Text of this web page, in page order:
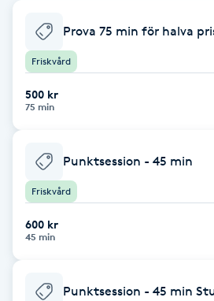
Babylights
Balayage
Barber
Barnklippning
Blowout
Prova 75 min för halva
Friskvård
500 kr
75 min
Punktsession - 45 min
Friskvård
600 kr
45 min
Punktsession - 45 min